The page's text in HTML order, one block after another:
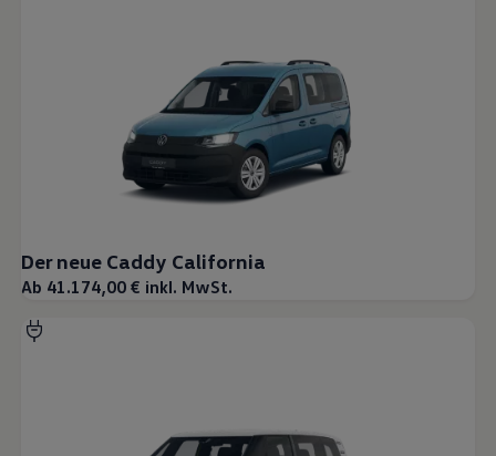
Der neue Caddy California
Ab 41.174,00 € inkl. MwSt.